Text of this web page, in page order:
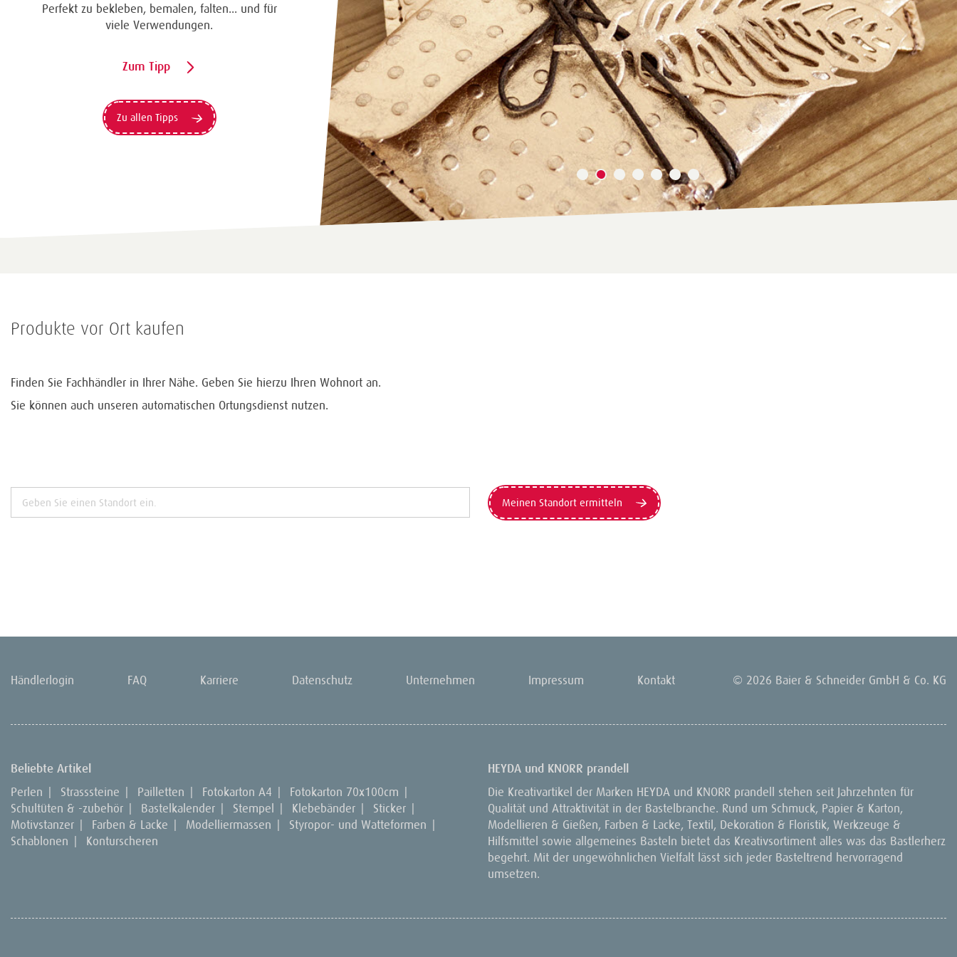
Eine Überraschung der besonderten Art und
unübertroffen in der Wirkung. Probieren Sie es
Zu allen Tipps
Produkte vor Ort kaufen
Finden Sie Fachhändler in Ihrer Nähe. Geben Sie hierzu Ihren Wohnort an.
Sie können auch unseren automatischen Ortungsdienst nutzen.
Meinen Standort ermitteln
Händlerlogin FAQ Karriere Datenschutz Unternehmen Impressum Kontakt © 2026 Baier & Schneider GmbH & Co. KG
Beliebte Artikel
Perlen Strasssteine Pailletten Fotokarton A4 Fotokarton 70x100cm
Schultüten & -zubehör
Bastelkalender Stempel Klebebänder Sticker
Motivstanzer
Farben & Lacke Modelliermassen Styropor- und Watteformen
Schablonen
Konturscheren
HEYDA und KNORR prandell
Die Kreativartikel der Marken HEYDA und KNORR prandell stehen seit Jahrzehnten für
Qualität und Attraktivität in der Bastelbranche. Rund um Schmuck, Papier & Karton,
Modellieren & Gießen, Farben & Lacke, Textil, Dekoration & Floristik, Werkzeuge &
Hilfsmittel sowie allgemeines Basteln bietet das Kreativsortiment alles was das Bastlerherz
begehrt. Mit der ungewöhnlichen Vielfalt lässt sich jeder Basteltrend hervorragend
umsetzen.